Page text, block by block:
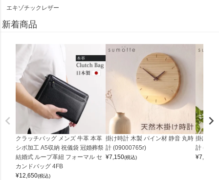
エキゾチックレザー
新着商品
クラッチバッグ メンズ 牛革 本革
シボ加工 A5収納 祝儀袋 冠婚葬祭
結婚式 ループ革紐 フォーマル セ
カンドバッグ 4FB
¥12,650(税込)
掛け時計 木製 パイン材 静音 丸時
計 (09000765r)
¥7,150(税込)
掛け時
計
¥7,150